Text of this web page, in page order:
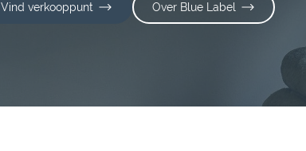
Vind verkooppunt Over Blue Label